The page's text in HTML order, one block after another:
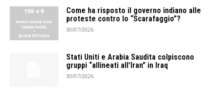
Come ha risposto il governo indiano alle
proteste contro lo “Scarafaggio”?
30/07/2026
Stati Uniti e Arabia Saudita colpiscono
gruppi “allineati all’Iran” in Iraq
30/07/2026